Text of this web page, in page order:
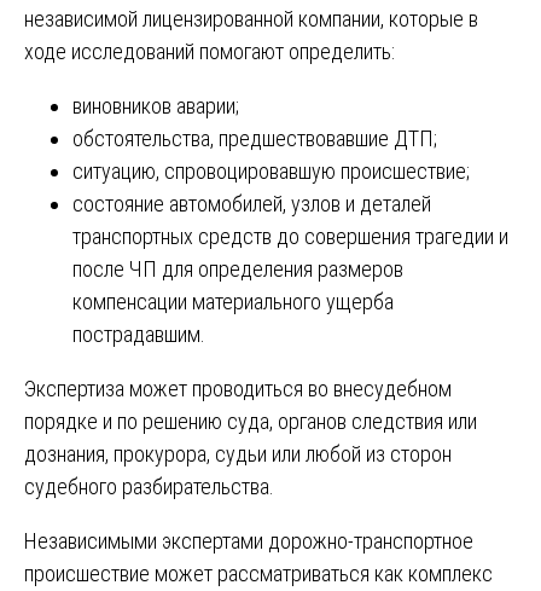
независимой лицензированной компании, которые в
ходе исследований помогают определить:
виновников аварии;
обстоятельства, предшествовавшие ДТП;
ситуацию, спровоцировавшую происшествие;
состояние автомобилей, узлов и деталей
транспортных средств до совершения трагедии и
после ЧП для определения размеров
компенсации материального ущерба
пострадавшим.
Экспертиза может проводиться во внесудебном
порядке и по решению суда, органов следствия или
дознания, прокурора, судьи или любой из сторон
судебного разбирательства.
Независимыми экспертами дорожно-транспортное
происшествие может рассматриваться как комплекс